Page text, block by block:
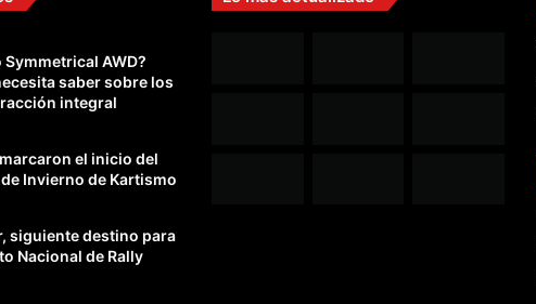
Symmetrical AWD?
saber sobre los
integral
el inicio del
Invierno de Kartismo
siguiente destino para
Nacional de Rally